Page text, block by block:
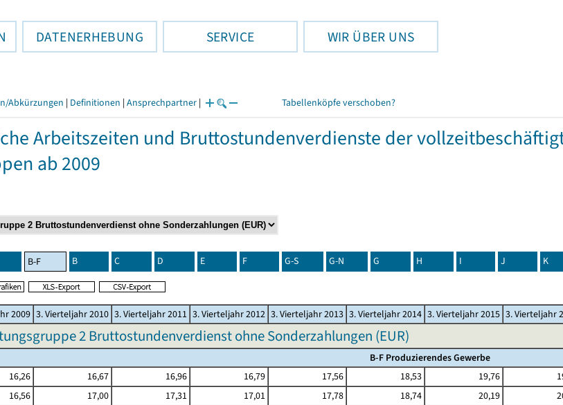
DATENERHEBUNG SERVICE WIR ÜBER UNS
Abkürzungen | Definitionen | Ansprechpartner | Tabellenköpfe verschoben?
Arbeitszeiten und Bruttostundenverdienste der
ab 2009
B-F B C D E F G-S G-N G H I J K
2009 3. Vierteljahr 2010 3. Vierteljahr 2011 3. Vierteljahr 2012 3. Vierteljahr 2013 3. Vierteljahr 2014 3. Vierteljahr 2015 3. Vierteljahr
2 Bruttostundenverdienst ohne Sonderzahlungen (EUR)
B-F Produzierendes Gewerbe
16,26 16,67 16,96 16,79 17,56 18,53 19,76
16,56 17,00 17,31 17,01 17,78 18,74 20,19